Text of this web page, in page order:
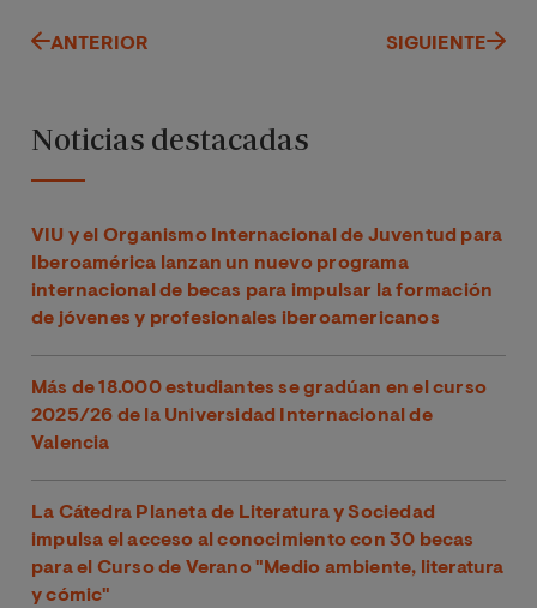
ANTERIOR SIGUIENTE
Noticias destacadas
VIU y el Organismo Internacional de Juventud para
Iberoamérica lanzan un nuevo programa
internacional de becas para impulsar la formación
de jóvenes y profesionales iberoamericanos
Más de 18.000 estudiantes se gradúan en el curso
2025/26 de la Universidad Internacional de
Valencia
La Cátedra Planeta de Literatura y Sociedad
impulsa el acceso al conocimiento con 30 becas
para el Curso de Verano "Medio ambiente, literatura
y cómic"